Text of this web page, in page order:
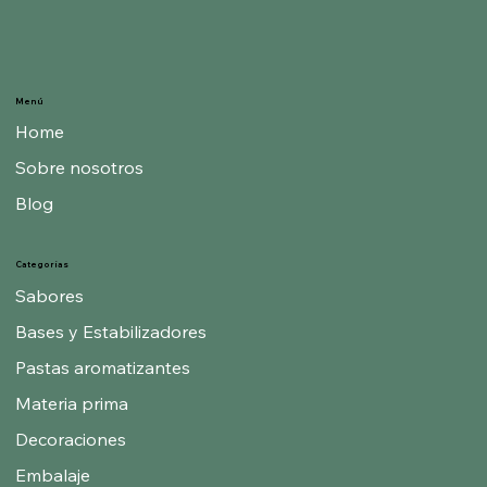
Categorías
Sabores
Bases y Estabilizadores
Pastas aromatizantes
Materia prima
Decoraciones
Embalaje
Menú
Home
Sobre nosotros
Blog